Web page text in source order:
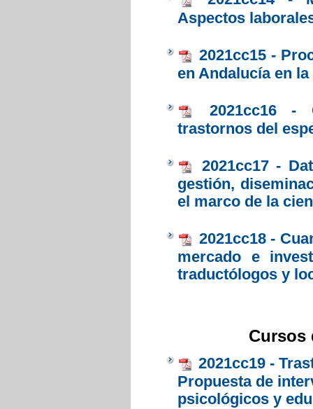
Aspectos
2021cc15 -
en Andalucía en
2021cc16 -
trastornos del
2021cc17 -
gestión,
el marco de la
2021cc18 -
mercado e
traductólogos y
Cursos
2021cc19 -
Propuesta de
psicológicos y